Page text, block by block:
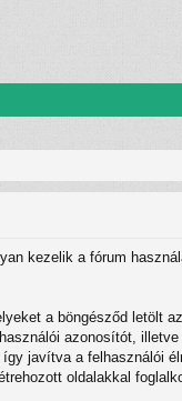
kezelik a fórum
a böngésződ letölt
azonosítót,
javítva a felhasználói
oldalakkal